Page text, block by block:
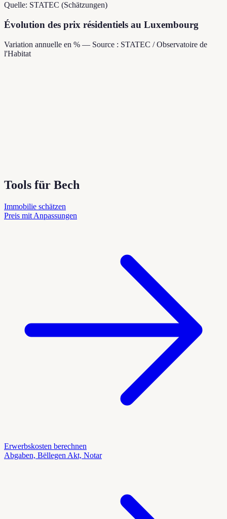
Quelle: STATEC (Schätzungen)
Évolution des prix résidentiels au Luxembourg
Variation annuelle en % — Source : STATEC / Observatoire de
l'Habitat
Tools für Bech
Immobilie schätzen
Preis mit Anpassungen
Erwerbskosten berechnen
Abgaben, Bëllegen Akt, Notar